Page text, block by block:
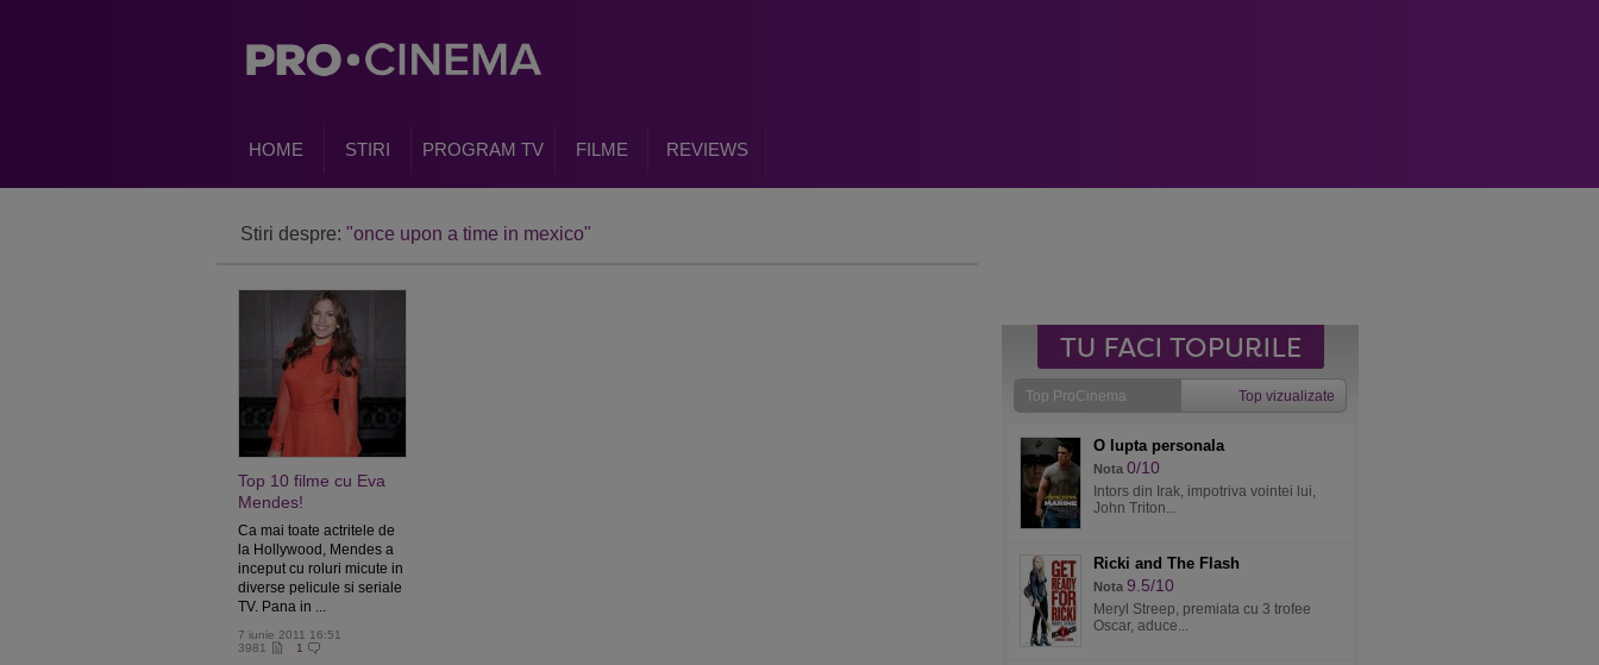
HOME STIRI PROGRAM TV FILME REVIEWS
Stiri despre: "once upon a time in mexico"
Top 10 filme cu Eva
Mendes!
Ca mai toate actritele de
la Hollywood, Mendes a
inceput cu roluri micute in
diverse pelicule si seriale
TV. Pana in ...
7 iunie 2011 16:51
3981
1
Top ProCinema Top vizualizate
O lupta personala
Nota 0/10
Intors din Irak, impotriva vointei lui,
John Triton...
Ricki and The Flash
Nota 9.5/10
Meryl Streep, premiata cu 3 trofee
Oscar, aduce...